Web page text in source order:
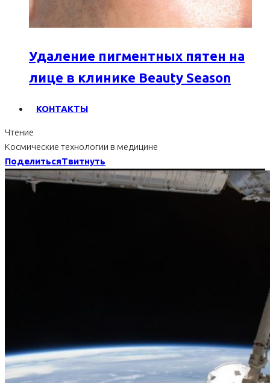
Удаление пигментных пятен на
лице в клинике Beauty Season
КОНТАКТЫ
Чтение
Космические технологии в медицине
ПоделитьсяТвитнуть